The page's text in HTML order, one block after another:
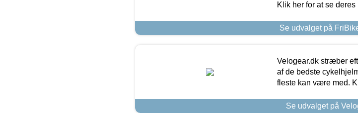
Klik her for at se deres
Se udvalget på
Velogear.dk stræber
af de bedste
fleste kan være med.
Se udvalget på